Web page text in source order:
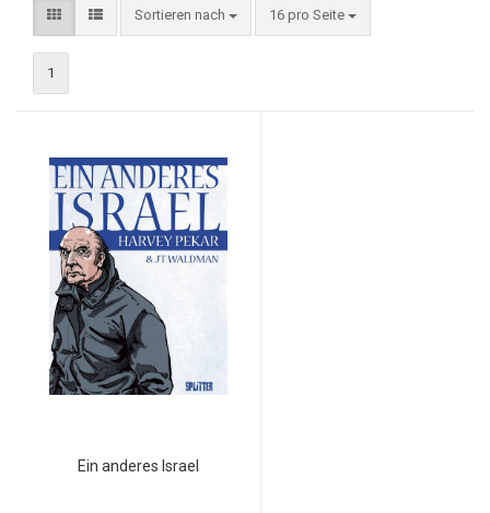
Sortieren nach 16 pro Seite
1
Ein anderes Israel